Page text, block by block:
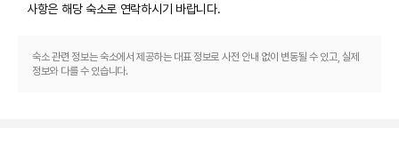
사항은 해당 숙소로 연락하시기 바랍니다.
숙소 관련 정보는 숙소에서 제공하는 대표 정보로 사전 안내 없이 변동될 수 있고, 실제
정보와 다를 수 있습니다.